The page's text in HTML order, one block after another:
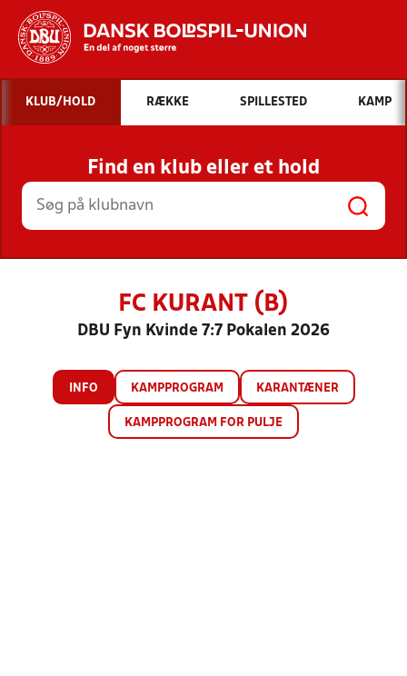
Hvad vil du søge efter?
INDHOLD OG NYHEDER
STILLINGER, RESULTATER, KLUBBER OG
HOLD
KLUB/HOLD RÆKKE SPILLESTED KAMP
Find en klub eller et hold
FC KURANT (B)
DBU Fyn Kvinde 7:7 Pokalen 2026
INFO KAMPPROGRAM KARANTÆNER
KAMPPROGRAM FOR PULJE